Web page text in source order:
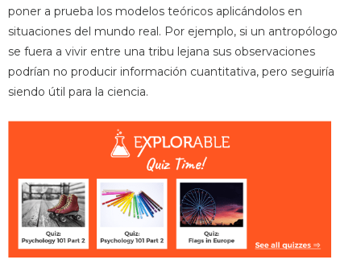
poner a prueba los modelos teóricos aplicándolos en
situaciones del mundo real. Por ejemplo, si un antropólogo
se fuera a vivir entre una tribu lejana sus observaciones
podrían no producir información cuantitativa, pero seguiría
siendo útil para la ciencia.